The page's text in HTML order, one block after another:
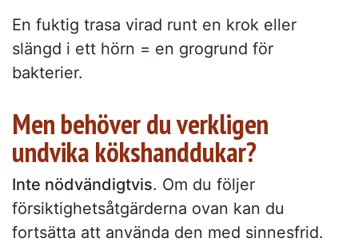
En fuktig trasa virad runt en krok eller
slängd i ett hörn = en grogrund för
bakterier.
Men behöver du verkligen
undvika kökshanddukar?
Inte nödvändigtvis. Om du följer
försiktighetsåtgärderna ovan kan du
fortsätta att använda den med sinnesfrid.